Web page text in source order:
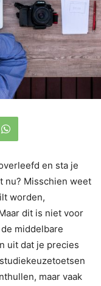
en sta je
nu? Misschien weet
worden,
dit is niet voor
middelbare
uit dat je precies
maar vaak